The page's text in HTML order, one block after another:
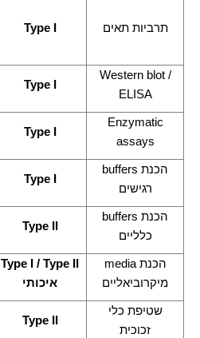
תרביות תאים Type I
Western blot /
ELISA
Type I
Enzymatic
assays
Type I
הכנת buffers
רגישים
Type I
הכנת buffers
כלליים
Type II
הכנת media
מיקרוביאליים
Type I / Type II
איכותי
שטיפת כלי
זכוכית
Type II